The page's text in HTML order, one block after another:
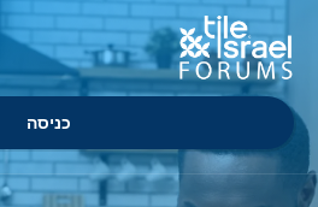
כניסה